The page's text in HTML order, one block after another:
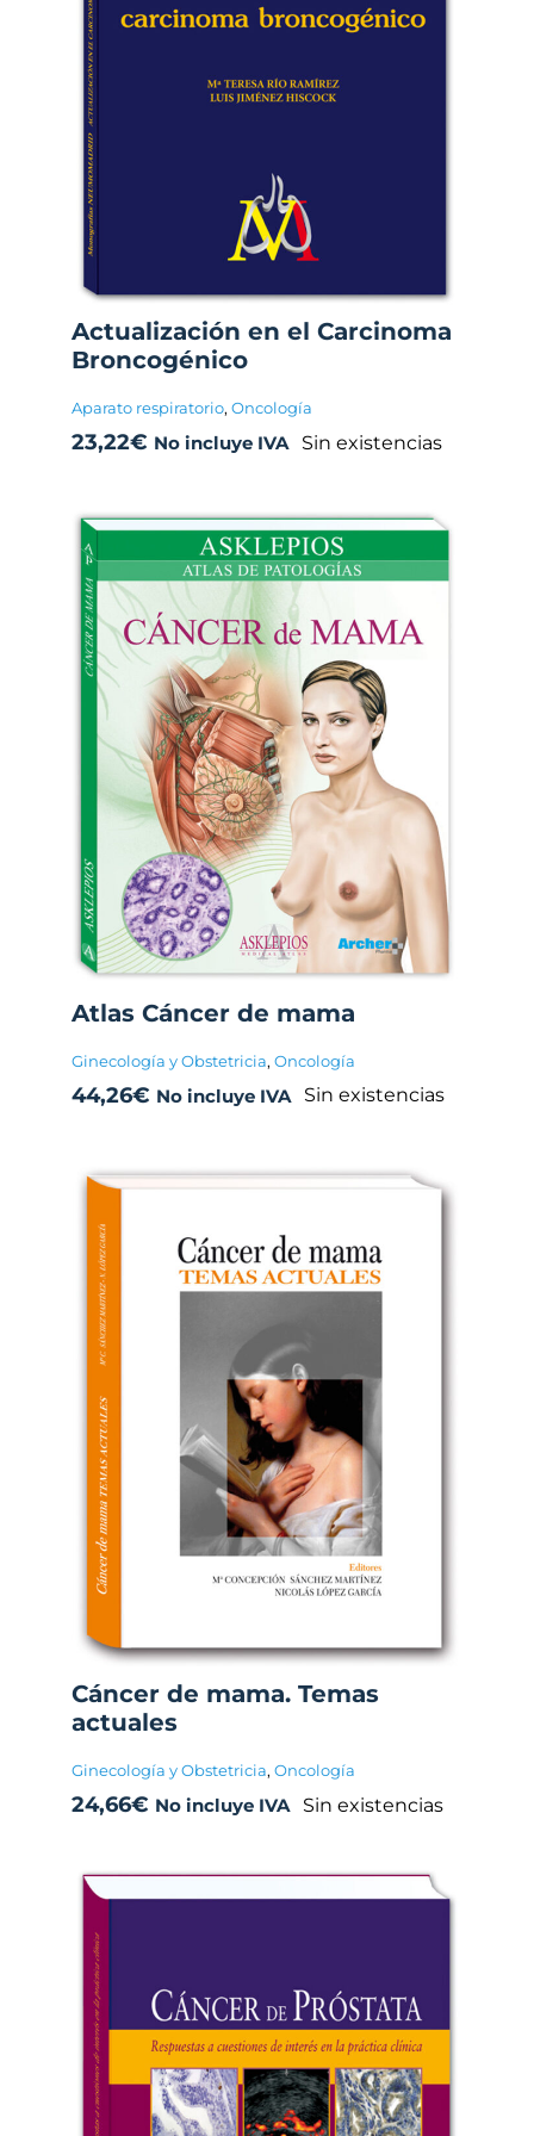
Actualización en el Carcinoma
Broncogénico
Aparato respiratorio, Oncología
23,22€ No incluye IVA Sin existencias
Atlas Cáncer de mama
Ginecología y Obstetricia, Oncología
44,26€ No incluye IVA Sin existencias
Cáncer de mama. Temas
actuales
Ginecología y Obstetricia, Oncología
24,66€ No incluye IVA Sin existencias